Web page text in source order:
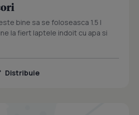
bine sa se foloseasca 1.5 l
la fiert laptele indoit cu apa si
Distribuie